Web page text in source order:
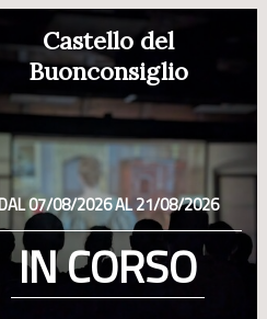
Castello del
Buonconsiglio
07/08/2026 AL 21/08/2026
IN CORSO